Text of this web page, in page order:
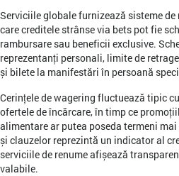
Serviciile globale furnizează sisteme de
care creditele strânse via bets pot fie
rambursare sau beneficii exclusive.
reprezentanți personali, limite de
și bilete la manifestări în persoană
Cerințele de wagering fluctuează tipic
ofertele de încărcare, în timp ce
alimentare ar putea poseda termeni
și clauzelor reprezintă un indicator al
serviciile de renume afișează
valabile.